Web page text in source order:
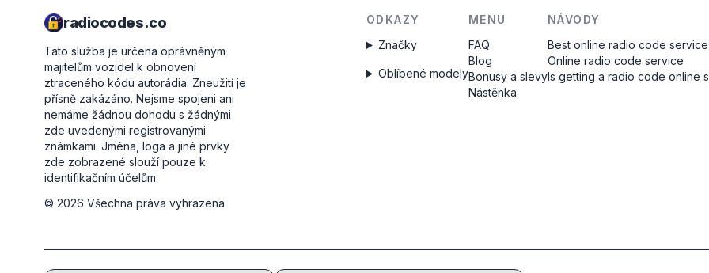
radiocodes.co
Tato služba je určena oprávněným
majitelům vozidel k obnovení
ztraceného kódu autorádia. Zneužití je
přísně zakázáno. Nejsme spojeni ani
nemáme žádnou dohodu s žádnými
zde uvedenými registrovanými
známkami. Jména, loga a jiné prvky
zde zobrazené slouží pouze k
identifikačním účelům.
© 2026 Všechna práva vyhrazena.
ODKAZY
Značky
Oblíbené modely
MENU
FAQ
Blog
Bonusy a slevy
Nástěnka
NÁVODY
Best online radio code service
Online radio code service
Is getting a radio code online